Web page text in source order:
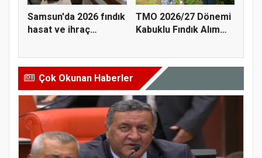
Samsun'da 2026 fındık
hasat ve ihraç
TMO 2026/27 Dönemi
Kabuklu Fındık Alım
Çok Okunan Haberler